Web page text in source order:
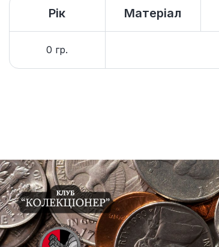
Рік Матеріал
0 гр.